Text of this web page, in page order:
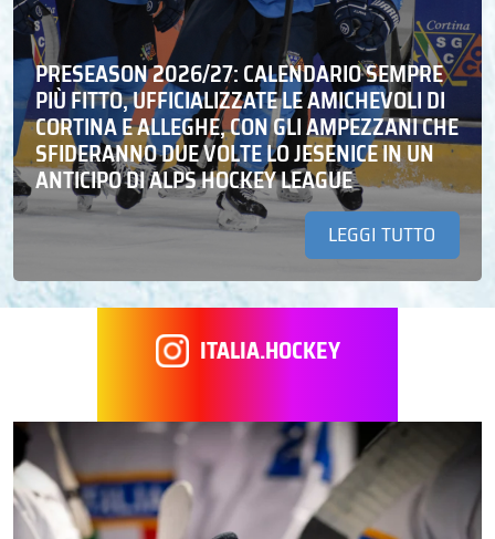
PRESEASON 2026/27: CALENDARIO SEMPRE
PIÙ FITTO, UFFICIALIZZATE LE AMICHEVOLI DI
CORTINA E ALLEGHE, CON GLI AMPEZZANI CHE
SFIDERANNO DUE VOLTE LO JESENICE IN UN
ANTICIPO DI ALPS HOCKEY LEAGUE
LEGGI TUTTO
ITALIA.HOCKEY